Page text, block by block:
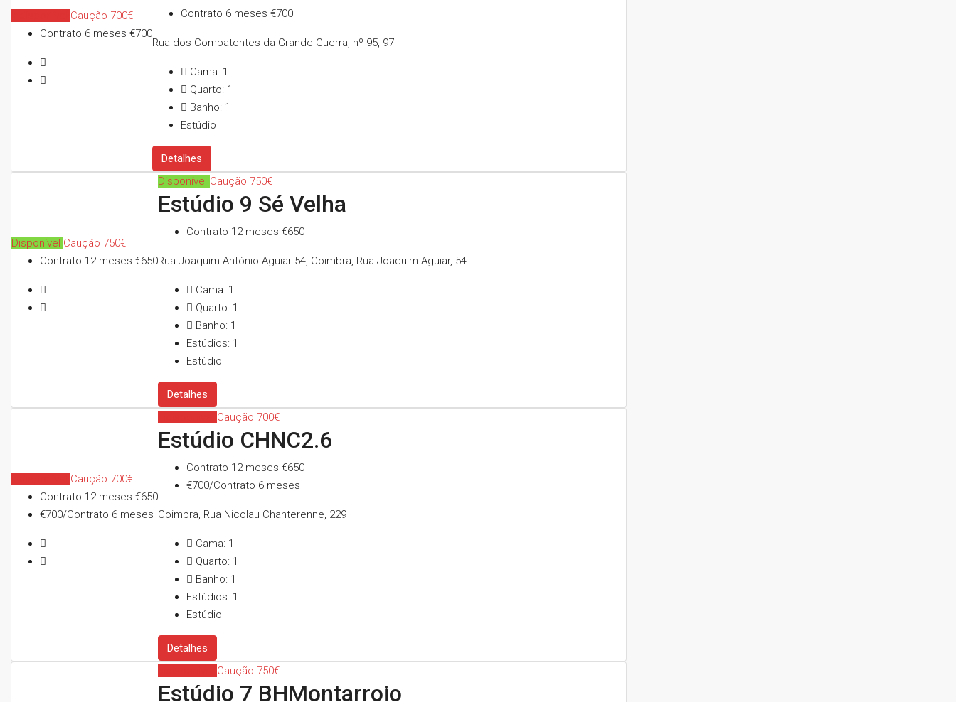
Caução 700€
Contrato 6 meses €700
Contrato 6 meses €700
Rua dos Combatentes da Grande Guerra, nº 95, 97
Cama: 1
Quarto: 1
Banho: 1
Estúdio
Detalhes
Disponível Caução 750€
Contrato 12 meses €650
Disponível Caução 750€
Estúdio 9 Sé Velha
Contrato 12 meses €650
Rua Joaquim António Aguiar 54, Coimbra, Rua Joaquim Aguiar, 54
Cama: 1
Quarto: 1
Banho: 1
Estúdios: 1
Estúdio
Detalhes
Caução 700€
Contrato 12 meses €650
€700/Contrato 6 meses
Caução 700€
Estúdio CHNC2.6
Contrato 12 meses €650
€700/Contrato 6 meses
Coimbra, Rua Nicolau Chanterenne, 229
Cama: 1
Quarto: 1
Banho: 1
Estúdios: 1
Estúdio
Detalhes
Caução 750€
Estúdio 7 BHMontarroio